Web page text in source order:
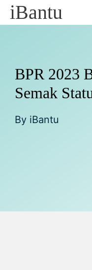
SkipiBantu
BPR 2023
Semak
By iBantu